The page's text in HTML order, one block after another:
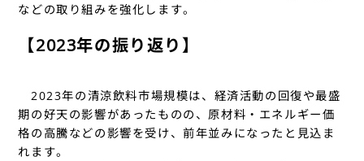
などの取り組みを強化します。
【2023年の振り返り】
2023年の清涼飲料市場規模は、経済活動の回復や最盛
期の好天の影響があったものの、原材料・エネルギー価
格の高騰などの影響を受け、前年並みになったと見込ま
れます。